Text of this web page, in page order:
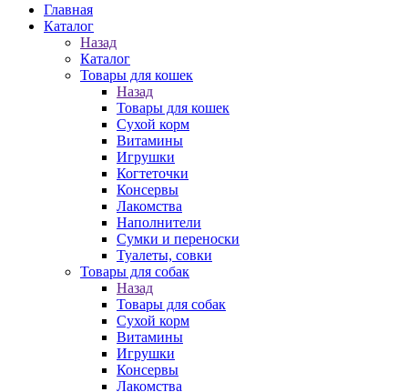
Главная
Каталог
Назад
Каталог
Товары для кошек
Назад
Товары для кошек
Cухой корм
Витамины
Игрушки
Когтеточки
Консервы
Лакомства
Наполнители
Сумки и переноски
Туалеты, совки
Товары для собак
Назад
Товары для собак
Cухой корм
Витамины
Игрушки
Консервы
Лакомства